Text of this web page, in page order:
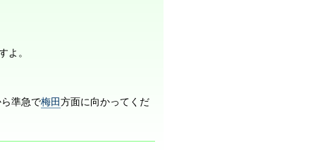
よ。
準急で梅田方面に向かってくだ